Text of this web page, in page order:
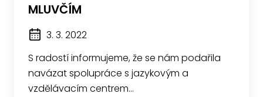
MLUVČÍM
3. 3. 2022
S radostí informujeme, že se nám podařila
navázat spolupráce s jazykovým a
vzdělávacím centrem…